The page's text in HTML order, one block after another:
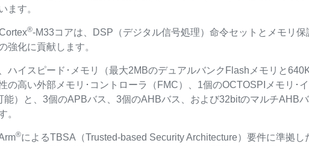
ます。
®-M33コアは、DSP（デジタル信号処理）命令セットとメモリ
強化に貢献します。
ハイスピード･メモリ（最大2MBのデュアルバンクFlashメモリと
の高い外部メモリ･コントローラ（FMC）、1個のOCTOSPIメモリ･
能）と、3個のAPBバス、3個のAHBバス、および32bitのマルチAHB
。
®によるTBSA（Trusted-based Security Architecture）要件に準拠